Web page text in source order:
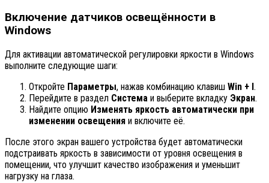
Включение датчиков освещённости в
Windows
Для активации автоматической регулировки яркости в Windows
выполните следующие шаги:
Откройте Параметры, нажав комбинацию клавиш Win + I.
Перейдите в раздел Система и выберите вкладку Экран.
Найдите опцию Изменять яркость автоматически при
изменении освещения и включите её.
После этого экран вашего устройства будет автоматически
подстраивать яркость в зависимости от уровня освещения в
помещении, что улучшит качество изображения и уменьшит
нагрузку на глаза.